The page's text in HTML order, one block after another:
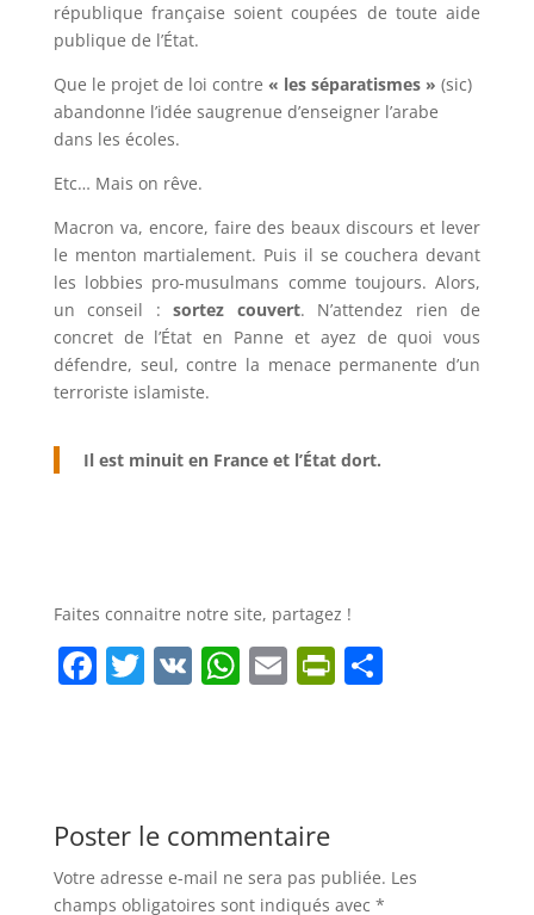
république française soient coupées de toute aide
publique de l’État.
Que le projet de loi contre « les séparatismes » (sic)
abandonne l’idée saugrenue d’enseigner l’arabe
dans les écoles.
Etc… Mais on rêve.
Macron va, encore, faire des beaux discours et lever
le menton martialement. Puis il se couchera devant
les lobbies pro-musulmans comme toujours. Alors,
un conseil :sortez couvert. N’attendez rien de
concret de l’État en Panne et ayez de quoi vous
défendre, seul, contre la menace permanente d’un
terroriste islamiste.
Il est minuit en France et l’État dort.
Faites connaitre notre site, partagez !
F
b
o
o
T V W
A
p
p
E Pr
dl
P
Poster le commentaire
Votre adresse e-mail ne sera pas publiée. Les
champs obligatoires sont indiqués avec *